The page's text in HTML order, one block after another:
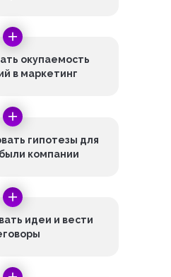
гипотезы для
компании
идеи и вести
окупаемость
в маркетинг